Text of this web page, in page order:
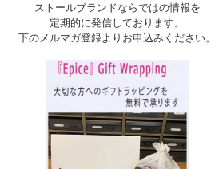
B-YELLOW/MOSS
ストールブランドならではの情報を
定期的に発信しております。
下のメルマガ登録よりお申込みください。